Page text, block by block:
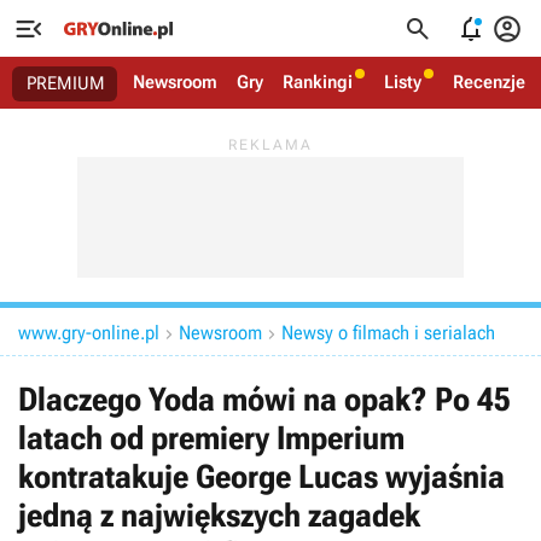
   
PREMIUM Newsroom Gry Rankingi Listy Recenzje
www.gry-online.pl  Newsroom  Newsy o filmach i serialach
Dlaczego Yoda mówi na opak? Po 45
latach od premiery Imperium
kontratakuje George Lucas wyjaśnia
jedną z największych zagadek